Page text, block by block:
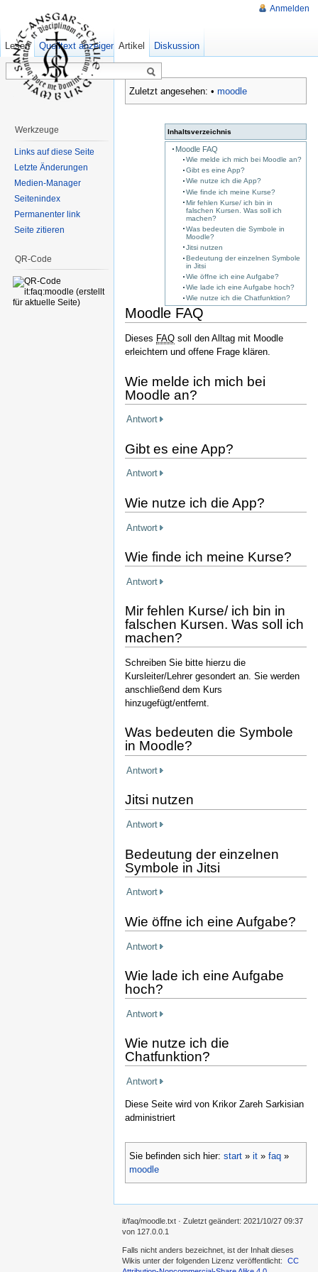
Zuletzt angesehen: • moodle
Inhaltsverzeichnis
Moodle FAQ
Wie melde ich mich bei Moodle an?
Gibt es eine App?
Wie nutze ich die App?
Wie finde ich meine Kurse?
Mir fehlen Kurse/ ich bin in
falschen Kursen. Was soll ich
machen?
Was bedeuten die Symbole in
Moodle?
Jitsi nutzen
Bedeutung der einzelnen Symbole
in Jitsi
Wie öffne ich eine Aufgabe?
Wie lade ich eine Aufgabe hoch?
Wie nutze ich die Chatfunktion?
Moodle FAQ
Dieses FAQ soll den Alltag mit Moodle
erleichtern und offene Frage klären.
Wie melde ich mich bei
Moodle an?
Antwort
Gibt es eine App?
Antwort
Wie nutze ich die App?
Antwort
Wie finde ich meine Kurse?
Antwort
Mir fehlen Kurse/ ich bin in
falschen Kursen. Was soll ich
machen?
Schreiben Sie bitte hierzu die
Kursleiter/Lehrer gesondert an. Sie werden
anschließend dem Kurs
hinzugefügt/entfernt.
Was bedeuten die Symbole
in Moodle?
Antwort
Jitsi nutzen
Antwort
Bedeutung der einzelnen
Symbole in Jitsi
Antwort
Wie öffne ich eine Aufgabe?
Antwort
Wie lade ich eine Aufgabe
hoch?
Antwort
Wie nutze ich die
Chatfunktion?
Antwort
Diese Seite wird von Krikor Zareh Sarkisian
administriert
Sie befinden sich hier: start » it » faq »
moodle
Anmelden
Artikel Diskussion
Lesen Quelltext anzeigen Ältere Versionen
Werkzeuge
Links auf diese Seite
Letzte Änderungen
Medien-Manager
Seitenindex
Permanenter link
Seite zitieren
QR-Code
it/faq/moodle.txt · Zuletzt geändert: 2021/10/27 09:37
von 127.0.0.1
Falls nicht anders bezeichnet, ist der Inhalt dieses
Wikis unter der folgenden Lizenz veröffentlicht:
CC